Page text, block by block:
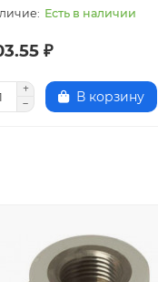
Есть в наличии
₽
В корзину